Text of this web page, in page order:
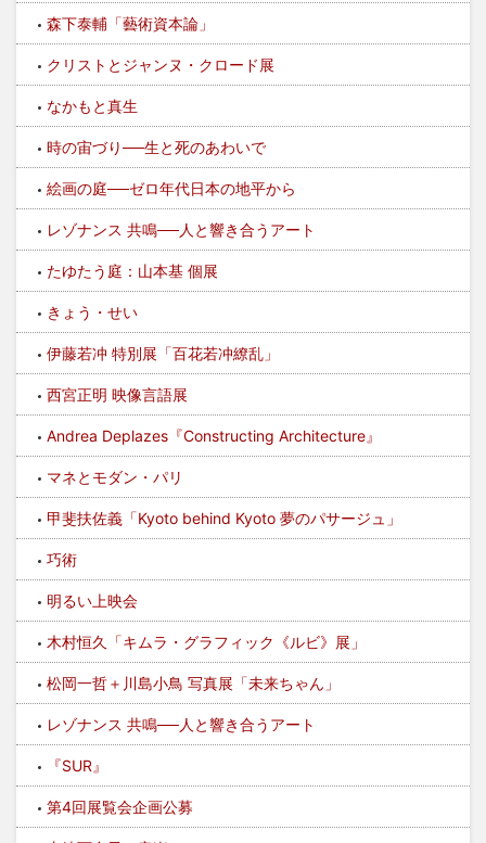
森下泰輔「藝術資本論」
クリストとジャンヌ・クロード展
なかもと真生
時の宙づり──生と死のあわいで
絵画の庭──ゼロ年代日本の地平から
レゾナンス 共鳴──人と響き合うアート
たゆたう庭：山本基 個展
きょう・せい
伊藤若冲 特別展「百花若冲繚乱」
西宮正明 映像言語展
Andrea Deplazes『Constructing Architecture』
マネとモダン・パリ
甲斐扶佐義「Kyoto behind Kyoto 夢のパサージュ」
巧術
明るい上映会
木村恒久「キムラ・グラフィック《ルビ》展」
松岡一哲＋川島小鳥 写真展「未来ちゃん」
レゾナンス 共鳴──人と響き合うアート
『SUR』
第4回展覧会企画公募